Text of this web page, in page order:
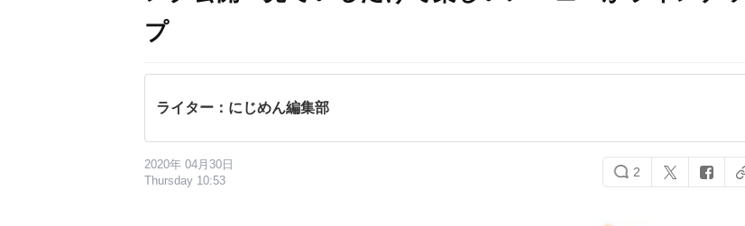
プ
ライター：にじめん編集部
2020年 04月30日
Thursday 10:53
2